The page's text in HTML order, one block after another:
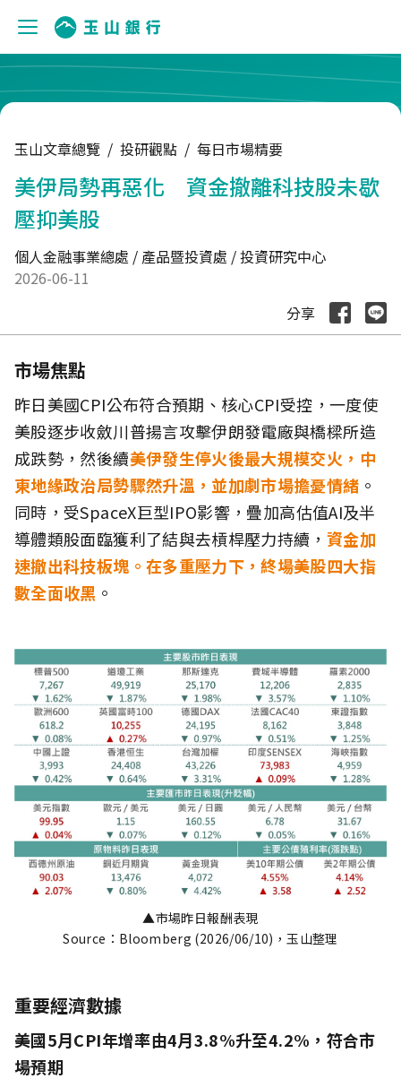
玉山文章總覽 / 投研觀點 / 每日市場精要
美伊局勢再惡化 資金撤離科技股未歇
壓抑美股
個人金融事業總處 / 產品暨投資處 / 投資研究中心
2026-06-11
分享
市場焦點
昨日美國CPI公布符合預期、核心CPI受控，一度使
美股逐步收斂川普揚言攻擊伊朗發電廠與橋樑所造
成跌勢，然後續美伊發生停火後最大規模交火，中
東地緣政治局勢驟然升溫，並加劇市場擔憂情緒 。
同時，受SpaceX巨型IPO影響，疊加高估值AI及半
導體類股面臨獲利了結與去槓桿壓力持續， 資金加
速撤出科技板塊。在多重壓力下，終場美股四大指
數全面收黑 。
▲市場昨日報酬表現
Source：Bloomberg (2026/06/10)，玉山整理
重要經濟數據
美國5月CPI年增率由4月3.8%升至4.2%，符合市
場預期